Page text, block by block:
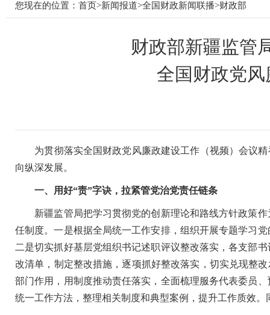
您现在的位置： 首页>新闻报道>全国财政新闻联播>财政部
财政部新疆监管
全国财政党
为贯彻落实全国财政党风廉政建设工作（视频）会议精
向纵深发展。
一、用好“责”字诀，拉紧管党治党责任链条
新疆监管局把学习贯彻党的创新理论和路线方针政策作
任制度。一是根据全局统一工作安排，组织开展专题学习
二是切实抓好基层党组织书记述职评议整改落实，各支部
改清单，制定整改措施，逐项抓好整改落实，切实兑现整
部门作用，用制度推动责任落实，全面梳理服务代表委员
统一工作方法，整理相关制度和典型案例，提升工作质效